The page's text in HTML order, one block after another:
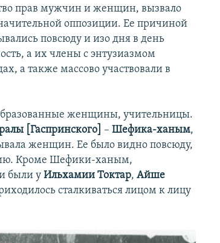
прав мужчин и женщин, вызвало
оппозиции. Ее причиной
повсюду и изо дня в день
а их члены с энтузиазмом
а также массово участвовали в
женщины, учительницы.
[Гаспринского] –Шефика-ханым,
женщин. Ее было видно повсюду,
Кроме Шефики-ханым,
были уИльхамии Токтар,Айше
сталкиваться лицом к лицу